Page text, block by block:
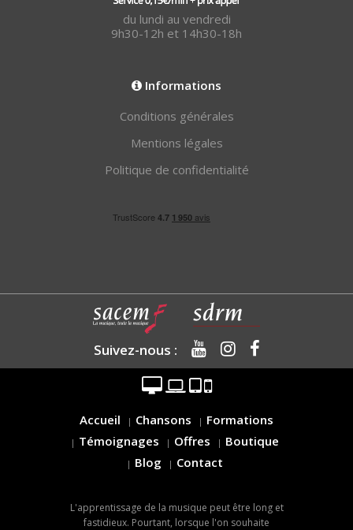
du lundi au vendredi
9h30-12h et 14h30-18h
Informations
Conditions générales
Mentions légales
Politique de confidentialité
Suivez-nous :
Accueil Chansons
Formations
Témoignages
Offres
Boutique
Blog
Contact
L'apprentissage de la musique peut être long et
fastidieux. Pourtant, lorsque l'on souhaite